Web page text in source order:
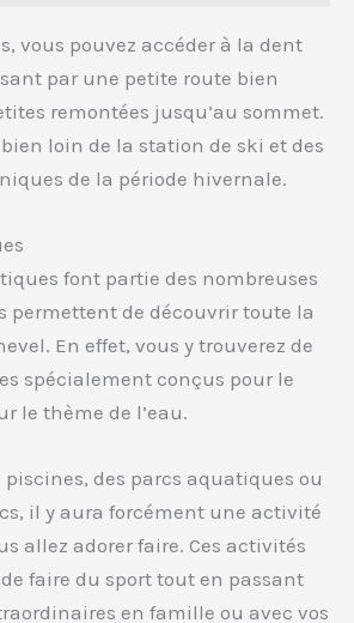
vous pouvez accéder à la dent
par une petite route bien
remontées jusqu’au sommet.
loin de la station de ski et des
de la période hivernale.
font partie des nombreuses
permettent de découvrir toute la
En effet, vous y trouverez de
spécialement conçus pour le
le thème de l’eau.
piscines, des parcs aquatiques ou
il y aura forcément une activité
allez adorer faire. Ces activités
faire du sport tout en passant
en famille ou avec vos